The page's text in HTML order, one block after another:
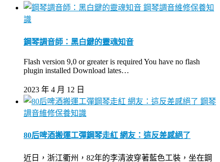
鋼琴調音維修保養知
識
鋼琴調音師：黑白鍵的靈魂知音
Flash version 9,0 or greater is required You have no flash
plugin installed Download lates…
2023 年 4 月 12 日
鋼琴
調音維修保養知識
80后啤酒搬運工彈鋼琴走紅 網友：這反差感絕了
近日，浙江衢州，82年的李清波穿著藍色工裝，坐在鋼